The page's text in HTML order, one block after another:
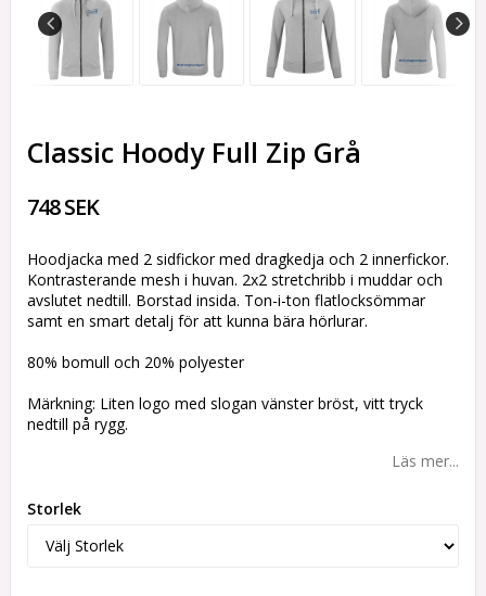
Classic Hoody Full Zip Grå
748 SEK
Hoodjacka med 2 sidfickor med dragkedja och 2 innerfickor.
Kontrasterande mesh i huvan. 2x2 stretchribb i muddar och
avslutet nedtill. Borstad insida. Ton-i-ton flatlocksömmar
samt en smart detalj för att kunna bära hörlurar.
80% bomull och 20% polyester
Märkning: Liten logo med slogan vänster bröst, vitt tryck
nedtill på rygg.
Läs mer...
Storlek